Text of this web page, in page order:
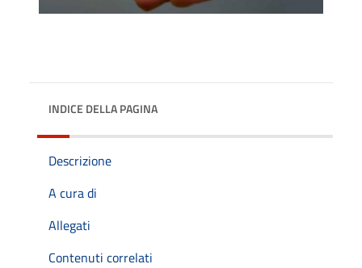
INDICE DELLA PAGINA
Descrizione
A cura di
Allegati
Contenuti correlati